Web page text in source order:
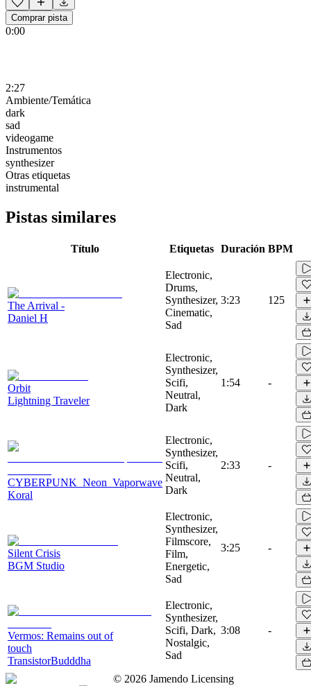
Comprar pista
0:00
2:27
Ambiente/Temática
dark
sad
videogame
Instrumentos
synthesizer
Otras etiquetas
instrumental
Pistas similares
Título Etiquetas Duración BPM
The Arrival -
Daniel H
Electronic,
Drums,
Synthesizer,
Cinematic,
Sad
3:23 125
Orbit
Lightning Traveler
Electronic,
Synthesizer,
Scifi,
Neutral,
Dark
1:54 -
CYBERPUNK_Neon_Vaporwave
Koral
Electronic,
Synthesizer,
Scifi,
Neutral,
Dark
2:33 -
Silent Crisis
BGM Studio
Electronic,
Synthesizer,
Filmscore,
Film,
Energetic,
Sad
3:25 -
Vermos: Remains out of
touch
TransistorBudddha
Electronic,
Synthesizer,
Scifi, Dark,
Nostalgic,
Sad
3:08 -
© 2026 Jamendo Licensing